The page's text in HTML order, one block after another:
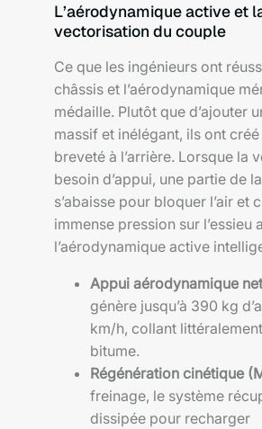
L’aérodynamique active et
vectorisation du couple
Ce que les ingénieurs ont
châssis et l’aérodynamique
médaille. Plutôt que d’ajouter
massif et inélégant, ils ont
breveté à l’arrière. Lorsque la
besoin d’appui, une partie de
s’abaisse pour bloquer l’air et
immense pression sur l’essieu
l’aérodynamique active
Appui aérodynamique
génère jusqu’à 390 kg
km/h, collant
bitume.
Régénération cinétique
freinage, le système
dissipée pour recharger